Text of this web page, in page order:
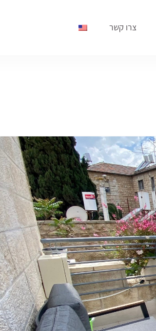
צרו קשר